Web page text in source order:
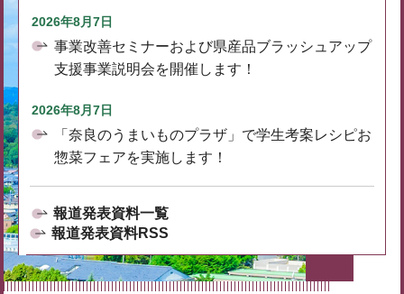
2026年8月7日
事業改善セミナーおよび県産品ブラッシュアップ
支援事業説明会を開催します！
2026年8月7日
「奈良のうまいものプラザ」で学生考案レシピお
惣菜フェアを実施します！
報道発表資料一覧
報道発表資料RSS